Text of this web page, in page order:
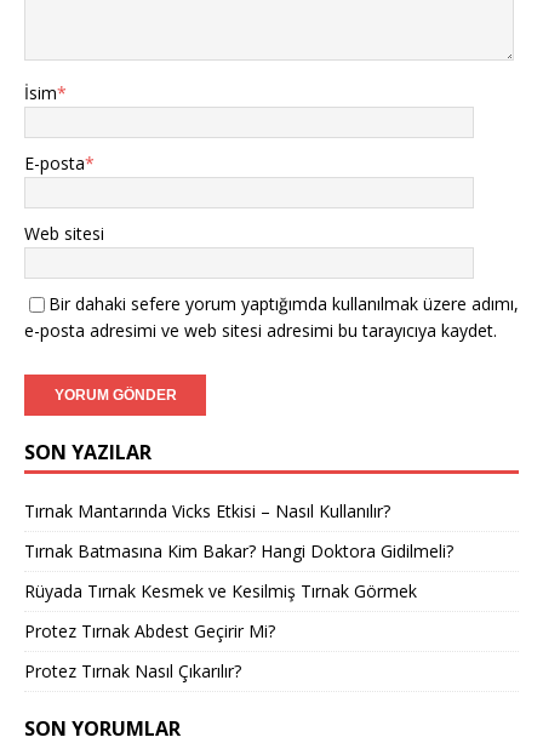
İsim*
E-posta*
Web sitesi
Bir dahaki sefere yorum yaptığımda kullanılmak üzere adımı,
e-posta adresimi ve web sitesi adresimi bu tarayıcıya kaydet.
SON YAZILAR
Tırnak Mantarında Vicks Etkisi – Nasıl Kullanılır?
Tırnak Batmasına Kim Bakar? Hangi Doktora Gidilmeli?
Rüyada Tırnak Kesmek ve Kesilmiş Tırnak Görmek
Protez Tırnak Abdest Geçirir Mi?
Protez Tırnak Nasıl Çıkarılır?
SON YORUMLAR